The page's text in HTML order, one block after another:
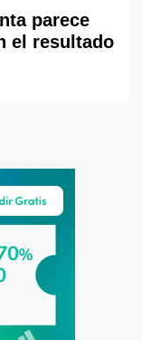
parece
el resultado